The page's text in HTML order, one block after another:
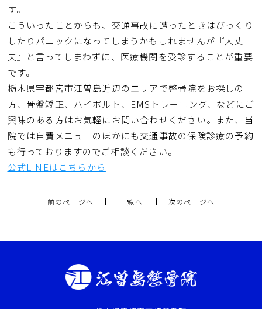
す。
こういったことからも、交通事故に遭ったときはびっくり
したりパニックになってしまうかもしれませんが『大丈
夫』と言ってしまわずに、医療機関を受診することが重要
です。
栃木県宇都宮市江曽島近辺のエリアで整骨院をお探しの
方、骨盤矯正、ハイボルト、EMSトレーニング、などにご
興味のある方はお気軽にお問い合わせください。また、当
院では自費メニューのほかにも交通事故の保険診療の予約
も行っておりますのでご相談ください。
公式LINEはこちらから
前のページへ 一覧へ 次のページへ